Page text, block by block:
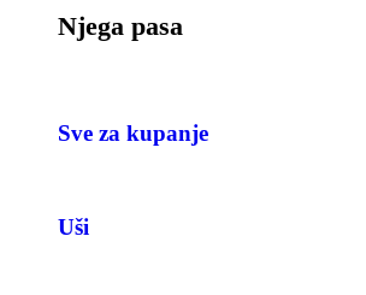
Njega pasa
Sve za kupanje
Uši